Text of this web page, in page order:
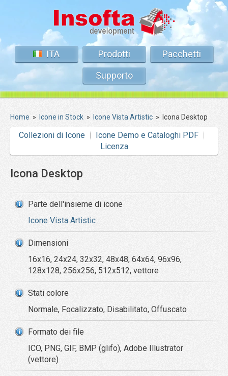
ITA Prodotti
Pacchetti
Supporto
Home » Icone in Stock » Icone Vista Artistic » Icona Desktop
Collezioni di Icone
Icone Demo e Cataloghi PDF
Licenza
Icona Desktop
Parte dell'insieme di icone
Icone Vista Artistic
Dimensioni
16x16, 24x24, 32x32, 48x48, 64x64, 96x96,
128x128, 256x256, 512x512, vettore
Stati colore
Normale, Focalizzato, Disabilitato, Offuscato
Formato dei file
ICO, PNG, GIF, BMP (glifo), Adobe Illustrator
(vettore)